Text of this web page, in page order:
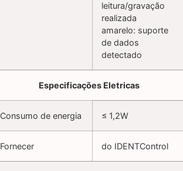
leitura/gravação
realizada
amarelo: suporte
de dados
detectado
Especificações Eletricas
Consumo de energia ≤ 1,2W
Fornecer do IDENTControl